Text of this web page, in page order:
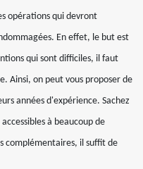
opérations qui devront
En effet, le but est
qui sont difficiles, il faut
Ainsi, on peut vous proposer de
années d'expérience. Sachez
à beaucoup de
complémentaires, il suffit de